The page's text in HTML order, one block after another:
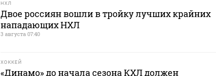
НХЛ
Двое россиян вошли в тройку лучших крайних
нападающих НХЛ
3 августа 07:40
ХОККЕЙ
«Динамо» до начала сезона КХЛ должен